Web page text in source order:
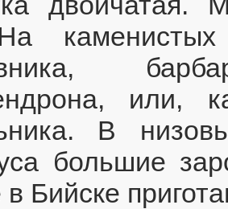
каменистых
или,
В
большие
в Бийске